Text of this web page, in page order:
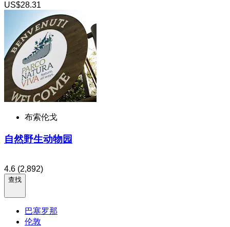
US$28.31
布索伦戈
自然野生动物园
4.6 (2,892)
查找
巴塞罗那
伦敦